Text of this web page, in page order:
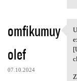
omfikumuy
olef
07.10.2024